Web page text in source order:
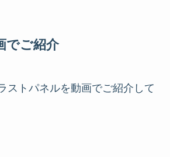
でご紹介
ストパネルを動画でご紹介して